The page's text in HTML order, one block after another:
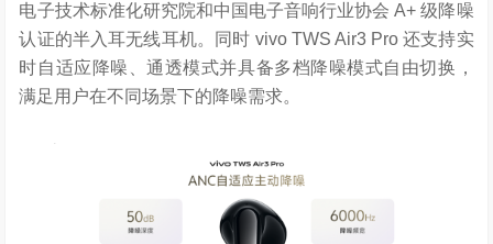
电子技术标准化研究院和中国电子音响行业协会 A+ 级降噪
认证的半入耳无线耳机。同时 vivo TWS Air3 Pro 还支持实
时自适应降噪、通透模式并具备多档降噪模式自由切换，
满足用户在不同场景下的降噪需求。